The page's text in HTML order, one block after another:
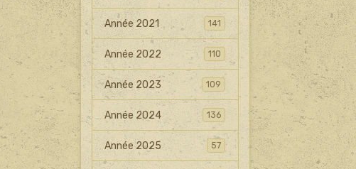
Année 2021 141
Année 2022 110
Année 2023 109
Année 2024 136
Année 2025 57